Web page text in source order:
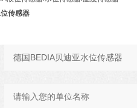
传感器